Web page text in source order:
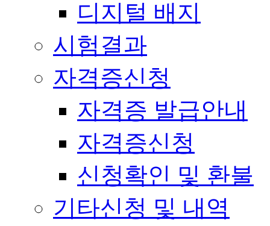
디지털 배지
시험결과
자격증신청
자격증 발급안내
자격증신청
신청확인 및 환불
기타신청 및 내역